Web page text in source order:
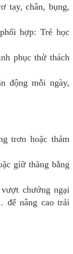
tay, chân, bụng,
hợp: Trẻ học
phục thử thách
động mỗi ngày,
trơn hoặc thảm
giữ thăng bằng
chướng ngại
để nâng cao trải